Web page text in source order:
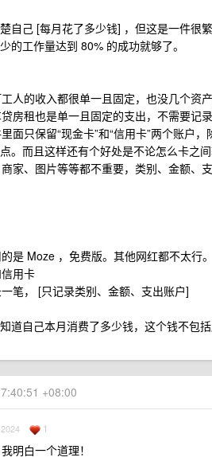
自己 [每月花了多少钱] ，但这是一件很
的工作量达到 80% 的成功就够了。
人的收入都很单一且固定，也没几个资
房租也是单一且固定的支出，不需要记
面只保留“现金卡”和“信用卡”两个账户
。而且这样还有个好处是不论怎么卡之
家、图片等等都不重要，类别、金额、
是 Moze ，免费版。其他网红都不太行。
用卡
笔， [只记录类别、金额、支出账户]
道自己本月消费了多少钱，这个钱不包
+08:00
1
明白一个道理！